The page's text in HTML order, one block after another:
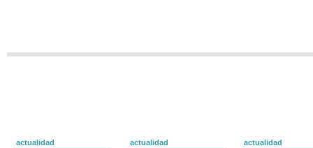
actualidad
actualidad
actualidad